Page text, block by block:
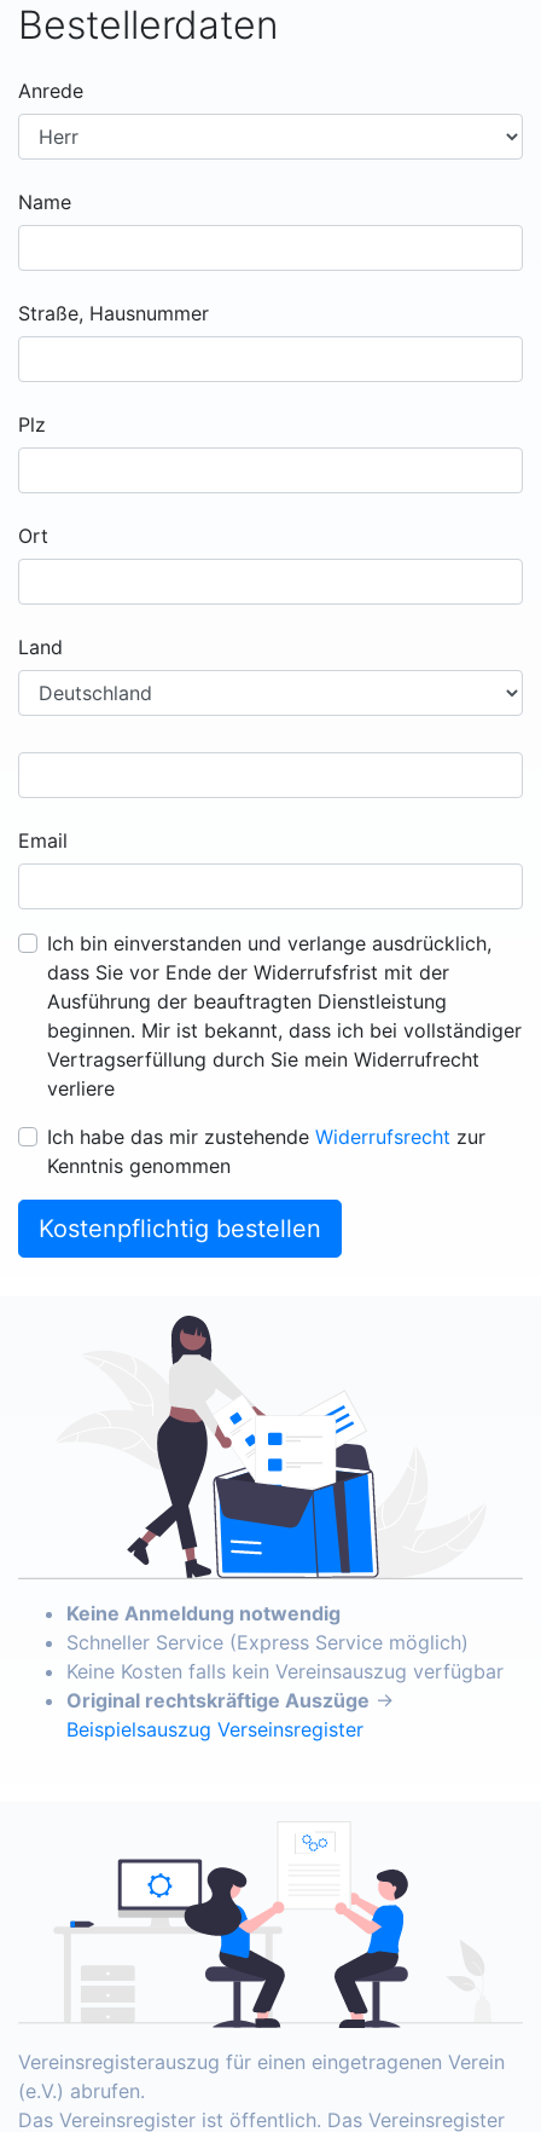
Bestellerdaten
Anrede
Name
Straße, Hausnummer
Plz
Ort
Land
Email
Ich bin einverstanden und verlange ausdrücklich,
dass Sie vor Ende der Widerrufsfrist mit der
Ausführung der beauftragten Dienstleistung
beginnen. Mir ist bekannt, dass ich bei vollständiger
Vertragserfüllung durch Sie mein Widerrufrecht
verliere
Ich habe das mir zustehende Widerrufsrecht zur
Kenntnis genommen
Kostenpflichtig bestellen
Keine Anmeldung notwendig
Schneller Service (Express Service möglich)
Keine Kosten falls kein Vereinsauszug verfügbar
Original rechtskräftige Auszüge →
Beispielsauszug Verseinsregister
Vereinsregisterauszug für einen eingetragenen Verein
(e.V.) abrufen.
Das Vereinsregister ist öffentlich. Das Vereinsregister